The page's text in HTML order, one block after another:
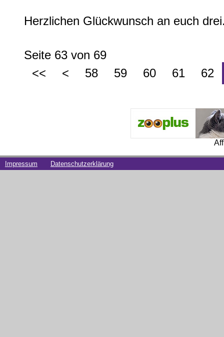
Herzlichen Glückwunsch an euch
Seite 63 von 69
58
59 60 61 62
Impressum Datenschutzerklärung